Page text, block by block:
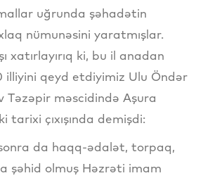
uğrunda şəhadətin
nümunəsini yaratmışlar.
xatırlayırıq ki, bu il anadan
illiyini qeyd etdiyimiz Ulu Öndər
Təzəpir məscidində Aşura
tarixi çıxışında demişdi:
da haqq-ədalət, torpaq,
şəhid olmuş Həzrəti imam